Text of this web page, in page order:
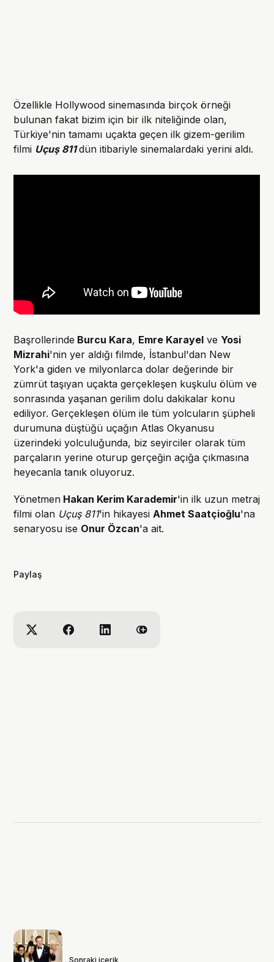
Özellikle Hollywood sinemasında birçok örneği
bulunan fakat bizim için bir ilk niteliğinde olan,
Türkiye'nin tamamı uçakta geçen ilk gizem-gerilim
filmi Uçuş 811dün itibariyle sinemalardaki yerini aldı.
Başrollerinde Burcu Kara, Emre Karayel ve Yosi
Mizrahi'nin yer aldığı filmde, İstanbul'dan New
York'a giden ve milyonlarca dolar değerinde bir
zümrüt taşıyan uçakta gerçekleşen kuşkulu ölüm ve
sonrasında yaşanan gerilim dolu dakikalar konu
ediliyor. Gerçekleşen ölüm ile tüm yolcuların şüpheli
durumuna düştüğü uçağın Atlas Okyanusu
üzerindeki yolculuğunda, biz seyirciler olarak tüm
parçaların yerine oturup gerçeğin açığa çıkmasına
heyecanla tanık oluyoruz.
Yönetmen Hakan Kerim Karademir'in ilk uzun metraj
filmi olan Uçuş 811'in hikayesiAhmet Saatçioğlu'na
senaryosu ise Onur Özcan'a ait.
Paylaş
Sonraki içerik